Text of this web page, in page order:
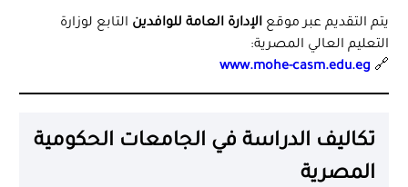
يتم التقديم عبر موقع الإدارة العامة للوافدين التابع لوزارة
التعليم العالي المصرية:
🔗
www.mohe-casm.edu.eg
تكاليف الدراسة في الجامعات الحكومية
المصرية